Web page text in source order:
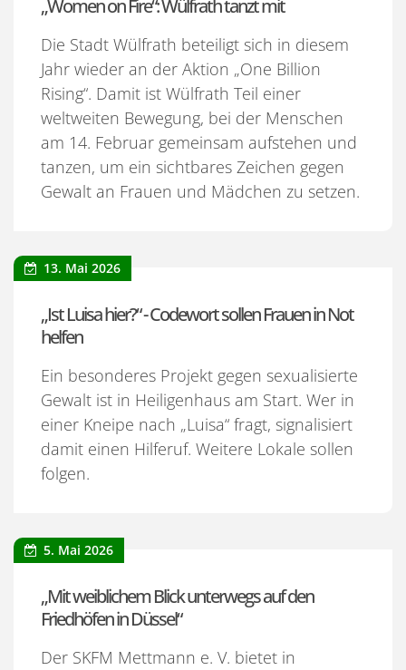
„Women on Fire“: Wülfrath tanzt mit
Die Stadt Wülfrath beteiligt sich in diesem
Jahr wieder an der Aktion „One Billion
Rising“. Damit ist Wülfrath Teil einer
weltweiten Bewegung, bei der Menschen
am 14. Februar gemeinsam aufstehen und
tanzen, um ein sichtbares Zeichen gegen
Gewalt an Frauen und Mädchen zu setzen.
„Ist Luisa hier?“ - Codewort sollen Frauen in Not
helfen
13. Mai 2026
Ein besonderes Projekt gegen sexualisierte
Gewalt ist in Heiligenhaus am Start. Wer in
einer Kneipe nach „Luisa“ fragt, signalisiert
damit einen Hilferuf. Weitere Lokale sollen
folgen.
„Mit weiblichem Blick unterwegs auf den
Friedhöfen in Düssel“
5. Mai 2026
Der SKFM Mettmann e. V. bietet in